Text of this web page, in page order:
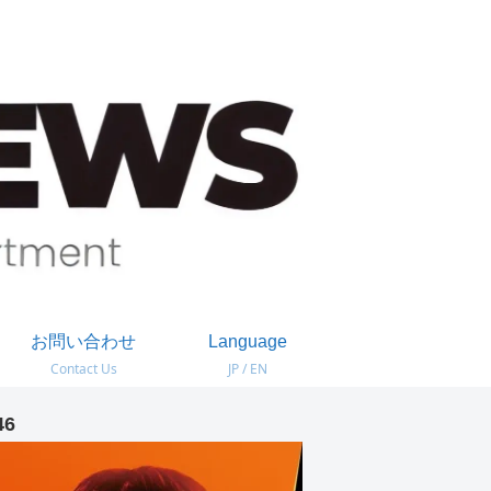
お問い合わせ
Contact Us
Language
JP / EN